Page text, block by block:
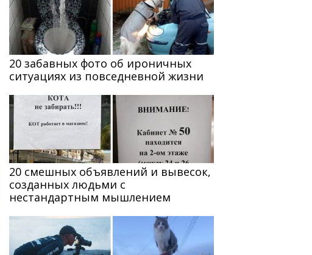
20 забавных фото об ироничных
ситуациях из повседневной жизни
20 смешных объявлений и вывесок,
созданных людьми с
нестандартным мышлением